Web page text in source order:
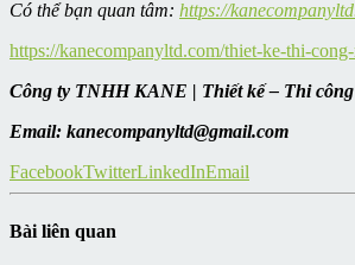
Có thể bạn quan tâm: https://
https://kanecompanyltd.com/thiet-ke-thi-
Công ty TNHH KANE | Thiết kế – Thi công
Email: kanecompanyltd@gmail.com
FacebookTwitterLinkedInEmail
Bài liên quan